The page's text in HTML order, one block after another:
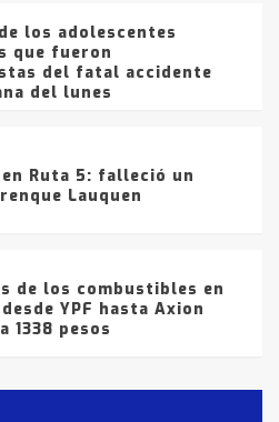
los adolescentes
que fueron
del fatal accidente
del lunes
Ruta 5: falleció un
Lauquen
de los combustibles en
YPF hasta Axion
1338 pesos